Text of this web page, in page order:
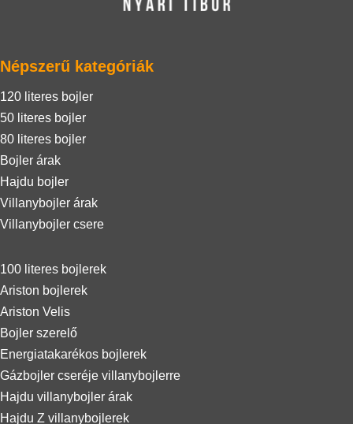
Népszerű kategóriák
120 literes bojler
50 literes bojler
80 literes bojler
Bojler árak
Hajdu bojler
Villanybojler árak
Villanybojler csere
100 literes bojlerek
Ariston bojlerek
Ariston Velis
Bojler szerelő
Energiatakarékos bojlerek
Gázbojler cseréje villanybojlerre
Hajdu villanybojler árak
Hajdu Z villanybojlerek